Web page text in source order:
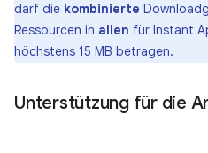
darf die kombinierte
Ressourcen in allen für Instant
höchstens 15 MB betragen.
Unterstützung für die